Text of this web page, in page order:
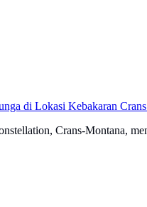
di Lokasi Kebakaran
Crans-Montana,